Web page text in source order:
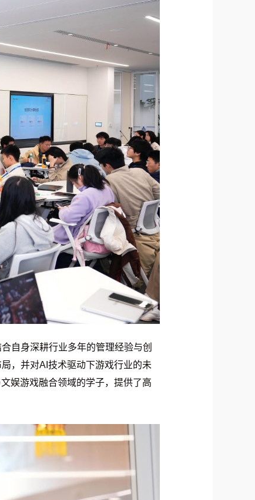
自身深耕行业多年的管理经验与创
，并对AI技术驱动下游戏行业的未
娱游戏融合领域的学子，提供了高